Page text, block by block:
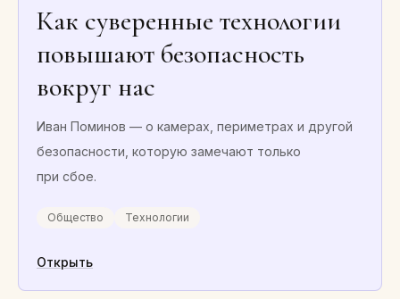
Как суверенные технологии
повышают безопасность
вокруг нас
Иван Поминов — о камерах, периметрах и другой
безопасности, которую замечают только
при сбое.
Общество Технологии
Открыть